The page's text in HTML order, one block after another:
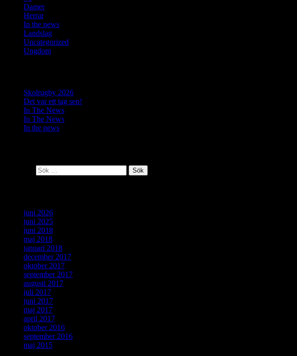
Damer(9)
Herrar(10)
In the news
Landslag
Uncategorized
Ungdom
Skolrugby 2026
Det var ett tag sen!
In The News
In The News
In the news
juni 2026
juni 2025
juni 2018
maj 2018
januari 2018
december 2017
oktober 2017
september 2017
augusti 2017
juli 2017
juni 2017
maj 2017
april 2017
oktober 2016
september 2016
maj 2015